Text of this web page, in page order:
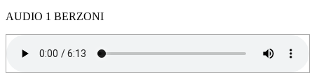
AUDIO 1 BERZONI